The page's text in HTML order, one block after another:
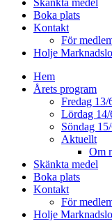
Skänkta medel
Boka plats
Kontakt
För
Holje
Hem
Årets program
Fredag 13/
Lördag 14/
Söndag
Aktuellt
Om
Skänkta medel
Boka plats
Kontakt
För
Holje